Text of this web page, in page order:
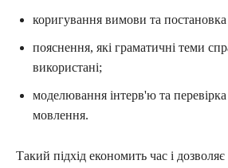
коригування вимови та
пояснення, які граматичні теми
використані;
моделювання інтерв'ю та перевірка
мовлення.
Такий підхід економить час і